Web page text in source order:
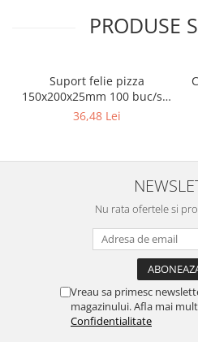
PRODUSE
Suport felie pizza
150x200x25mm 100 buc/set
Natur
36,48 Lei
Nu rata ofertele si
Vreau sa primesc
magazinului. Afla mai
Confidentialitate